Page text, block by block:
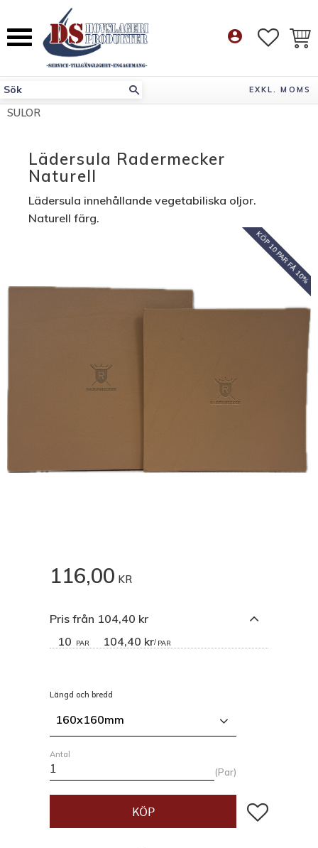
Meny account_circle
EXKL. MOMS
SULOR
Lädersula Radermecker
Naturell
Lädersula innehållande vegetabiliska oljor.
Naturell färg.
KÖP 10 PAR FÅ 10%
116,00 KR
Pris från 104,40 kr
10
PAR 104,40 kr/ PAR
Längd och bredd
160x160mm
Antal
Par
KÖP Lägg till i